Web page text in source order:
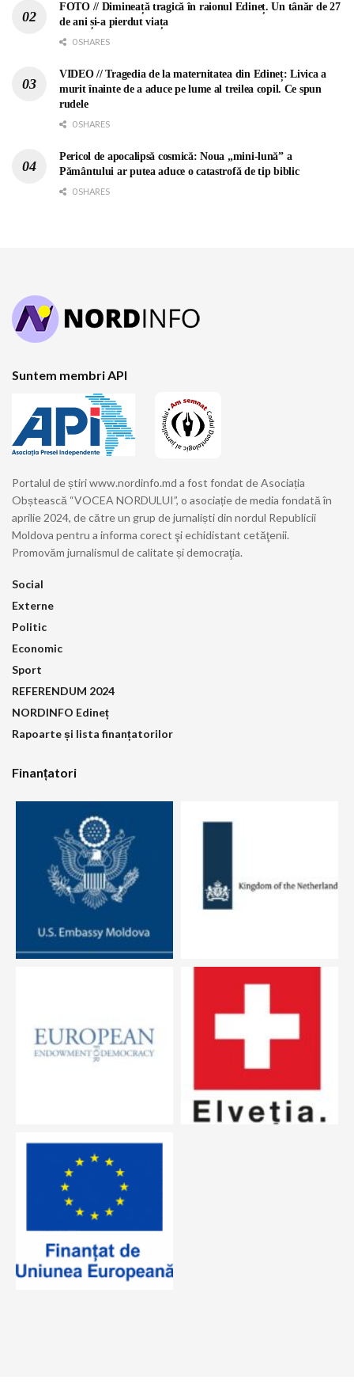
FOTO // Dimineață tragică în raionul Edineț. Un tânăr de 27
de ani și-a pierdut viața
0 SHARES
VIDEO // Tragedia de la maternitatea din Edineț: Livica a
murit înainte de a aduce pe lume al treilea copil. Ce spun
rudele
0 SHARES
Pericol de apocalipsă cosmică: Noua „mini-lună” a
Pământului ar putea aduce o catastrofă de tip biblic
0 SHARES
Suntem membri API
Portalul de știri www.nordinfo.md a fost fondat de Asociația
Obștească “VOCEA NORDULUI”, o asociație de media fondată în
aprilie 2024, de către un grup de jurnaliști din nordul Republicii
Moldova pentru a informa corect şi echidistant cetăţenii.
Promovăm jurnalismul de calitate și democraţia.
Social
Externe
Politic
Economic
Sport
REFERENDUM 2024
NORDINFO Edineț
Rapoarte și lista finanțatorilor
Finanțatori